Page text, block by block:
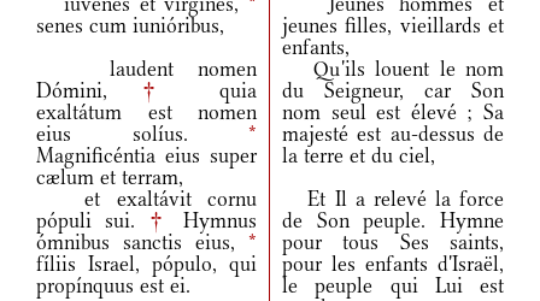
senes cum iunióribus,
jeunes filles, vieillards et
enfants,
laudent nomen
Dómini, †
quia
exaltátum est nomen
eius solíus. *
Magnificéntia eius super
cælum et terram,
Qu'ils louent le nom
du Seigneur, car Son
nom seul est élevé ; Sa
majesté est au-dessus de
la terre et du ciel,
et exaltávit cornu
pópuli sui. †
Hymnus
ómnibus sanctis eius, *
fíliis Israel, pópulo, qui
propínquus est ei.
Et Il a relevé la force
de Son peuple. Hymne
pour tous Ses saints,
pour les enfants d'Israël,
le peuple qui Lui est